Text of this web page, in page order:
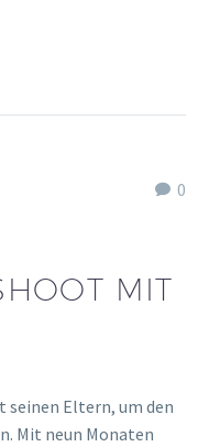
0
MIT
Eltern, um den
Mit neun Monaten